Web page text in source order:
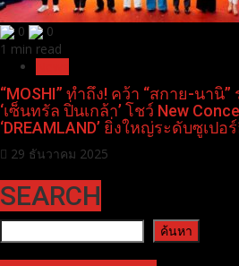
0
0
1 min read
“MOSHI” ทำถึง! คว้า “สกาย-นานิ
‘เซ็นทรัล ปิ่นเกล้า’ โชว์ New
‘DREAMLAND’ ยิ่งใหญ่ระดับซูเปอ
29 ธันวาคม 2025
SEARCH
ค้นหา ค้นหา